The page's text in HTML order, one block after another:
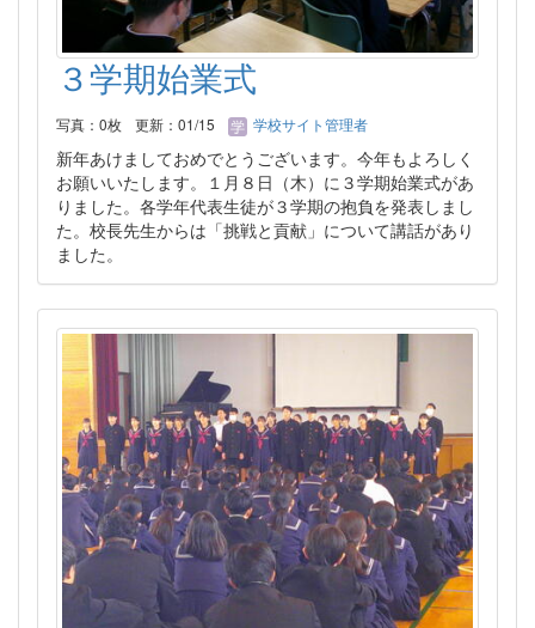
３学期始業式
写真：0枚 更新：01/15 学校サイト管理者
新年あけましておめでとうございます。今年もよろしく
お願いいたします。１月８日（木）に３学期始業式があ
りました。各学年代表生徒が３学期の抱負を発表しまし
た。校長先生からは「挑戦と貢献」について講話があり
ました。